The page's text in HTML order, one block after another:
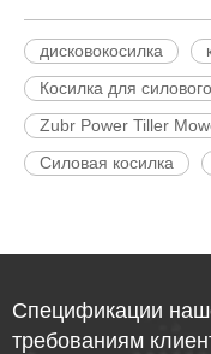
дисковокосилка
Косилка для
Zubr Power Tiller
Силовая косилка
Спецификации
требованиям